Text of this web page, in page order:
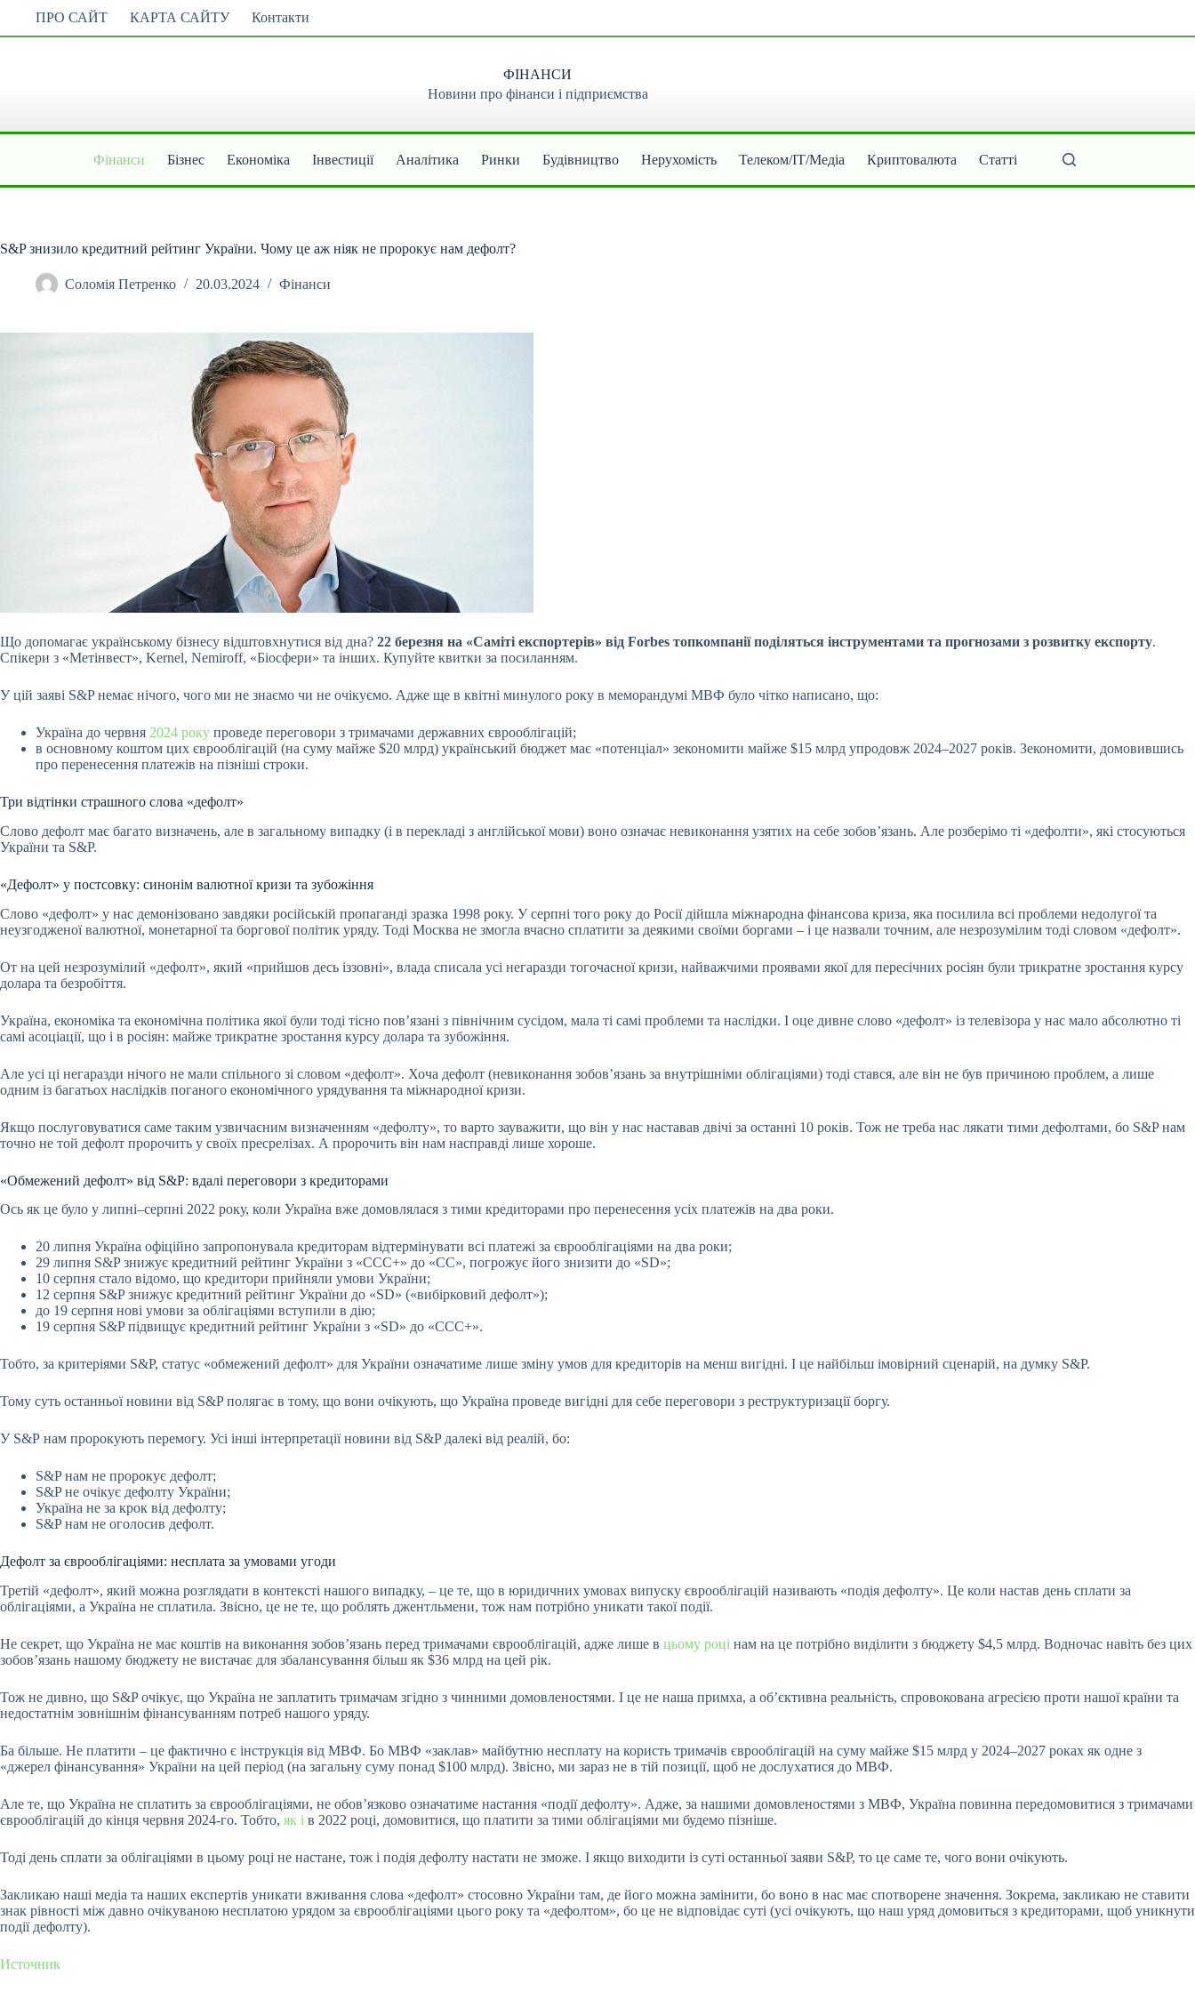
вмісту
ПРО САЙТ КАРТА САЙТУ Контакти
ФІНАНСИ
Новини про фінанси і підприємства
Фінанси Бізнес Економіка Інвестиції Аналітика Ринки Будівництво Нерухомість Телеком/ІТ/Медіа Криптовалюта Статті
S&P знизило кредитний рейтинг України. Чому це аж ніяк не пророкує нам дефолт?
Соломія Петренко 20.03.2024 Фінанси
Що допомагає українському бізнесу відштовхнутися від дна? 22 березня на «Саміті експортерів» від Forbes топкомпанії поділяться інструментами та прогнозами з розвитку експорту.
Спікери з «Метінвест», Kernel, Nemiroff, «Біосфери» та інших. Купуйте квитки за посиланням.
У цій заяві S&P немає нічого, чого ми не знаємо чи не очікуємо. Адже ще в квітні минулого року в меморандумі МВФ було чітко написано, що:
Україна до червня 2024 року проведе переговори з тримачами державних єврооблігацій;
в основному коштом цих єврооблігацій (на суму майже $20 млрд) український бюджет має «потенціал» зекономити майже $15 млрд упродовж 2024–2027 років. Зекономити, домовившись
про перенесення платежів на пізніші строки.
Три відтінки страшного слова «дефолт»
Слово дефолт має багато визначень, але в загальному випадку (і в перекладі з англійської мови) воно означає невиконання узятих на себе зобов’язань. Але розберімо ті «дефолти», які стосуються
України та S&P.
«Дефолт» у постсовку: синонім валютної кризи та зубожіння
Слово «дефолт» у нас демонізовано завдяки російській пропаганді зразка 1998 року. У серпні того року до Росії дійшла міжнародна фінансова криза, яка посилила всі проблеми недолугої та
неузгодженої валютної, монетарної та боргової політик уряду. Тоді Москва не змогла вчасно сплатити за деякими своїми боргами – і це назвали точним, але незрозумілим тоді словом «дефолт».
От на цей незрозумілий «дефолт», який «прийшов десь іззовні», влада списала усі негаразди тогочасної кризи, найважчими проявами якої для пересічних росіян були трикратне зростання курсу
долара та безробіття.
Україна, економіка та економічна політика якої були тоді тісно пов’язані з північним сусідом, мала ті самі проблеми та наслідки. І оце дивне слово «дефолт» із телевізора у нас мало абсолютно ті
самі асоціації, що і в росіян: майже трикратне зростання курсу долара та зубожіння.
Але усі ці негаразди нічого не мали спільного зі словом «дефолт». Хоча дефолт (невиконання зобов’язань за внутрішніми облігаціями) тоді стався, але він не був причиною проблем, а лише
одним із багатьох наслідків поганого економічного урядування та міжнародної кризи.
Якщо послуговуватися саме таким узвичаєним визначенням «дефолту», то варто зауважити, що він у нас наставав двічі за останні 10 років. Тож не треба нас лякати тими дефолтами, бо S&P нам
точно не той дефолт пророчить у своїх пресрелізах. А пророчить він нам насправді лише хороше.
«Обмежений дефолт» від S&P: вдалі переговори з кредиторами
Ось як це було у липні–серпні 2022 року, коли Україна вже домовлялася з тими кредиторами про перенесення усіх платежів на два роки.
20 липня Україна офіційно запропонувала кредиторам відтермінувати всі платежі за єврооблігаціями на два роки;
29 липня S&P знижує кредитний рейтинг України з «CCC+» до «CC», погрожує його знизити до «SD»;
10 серпня стало відомо, що кредитори прийняли умови України;
12 серпня S&P знижує кредитний рейтинг України до «SD» («вибірковий дефолт»);
до 19 серпня нові умови за облігаціями вступили в дію;
19 серпня S&P підвищує кредитний рейтинг України з «SD» до «CCC+».
Тобто, за критеріями S&P, статус «обмежений дефолт» для України означатиме лише зміну умов для кредиторів на менш вигідні. І це найбільш імовірний сценарій, на думку S&P.
Тому суть останньої новини від S&P полягає в тому, що вони очікують, що Україна проведе вигідні для себе переговори з реструктуризації боргу.
У S&P нам пророкують перемогу. Усі інші інтерпретації новини від S&P далекі від реалій, бо:
S&P нам не пророкує дефолт;
S&P не очікує дефолту України;
Україна не за крок від дефолту;
S&P нам не оголосив дефолт.
Дефолт за єврооблігаціями: несплата за умовами угоди
Третій «дефолт», який можна розглядати в контексті нашого випадку, – це те, що в юридичних умовах випуску єврооблігацій називають «подія дефолту». Це коли настав день сплати за
облігаціями, а Україна не сплатила. Звісно, це не те, що роблять джентльмени, тож нам потрібно уникати такої події.
Не секрет, що Україна не має коштів на виконання зобов’язань перед тримачами єврооблігацій, адже лише в цьому році нам на це потрібно виділити з бюджету $4,5 млрд. Водночас навіть без цих
зобов’язань нашому бюджету не вистачає для збалансування більш як $36 млрд на цей рік.
Тож не дивно, що S&P очікує, що Україна не заплатить тримачам згідно з чинними домовленостями. І це не наша примха, а об’єктивна реальність, спровокована агресією проти нашої країни та
недостатнім зовнішнім фінансуванням потреб нашого уряду.
Ба більше. Не платити – це фактично є інструкція від МВФ. Бо МВФ «заклав» майбутню несплату на користь тримачів єврооблігацій на суму майже $15 млрд у 2024–2027 роках як одне з
«джерел фінансування» України на цей період (на загальну суму понад $100 млрд). Звісно, ми зараз не в тій позиції, щоб не дослухатися до МВФ.
Але те, що Україна не сплатить за єврооблігаціями, не обов’язково означатиме настання «події дефолту». Адже, за нашими домовленостями з МВФ, Україна повинна передомовитися з тримачами
єврооблігацій до кінця червня 2024-го. Тобто, як і в 2022 році, домовитися, що платити за тими облігаціями ми будемо пізніше.
Тоді день сплати за облігаціями в цьому році не настане, тож і подія дефолту настати не зможе. І якщо виходити із суті останньої заяви S&P, то це саме те, чого вони очікують.
Закликаю наші медіа та наших експертів уникати вживання слова «дефолт» стосовно України там, де його можна замінити, бо воно в нас має спотворене значення. Зокрема, закликаю не ставити
знак рівності між давно очікуваною несплатою урядом за єврооблігаціями цього року та «дефолтом», бо це не відповідає суті (усі очікують, що наш уряд домовиться з кредиторами, щоб уникнути
події дефолту).
Источник